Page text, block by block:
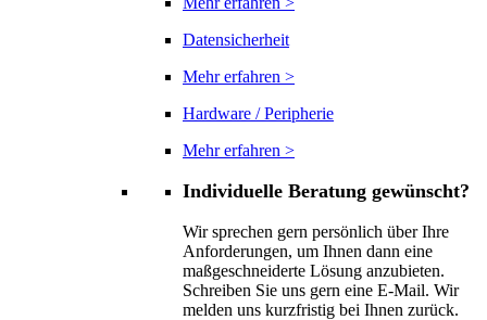
Datensicherheit
Mehr erfahren >
Hardware / Peripherie
Mehr erfahren >
Individuelle Beratung gewünscht?
Wir sprechen gern persönlich über Ihre
Anforderungen, um Ihnen dann eine
maßgeschneiderte Lösung anzubieten.
Schreiben Sie uns gern eine E-Mail. Wir
melden uns kurzfristig bei Ihnen zurück.